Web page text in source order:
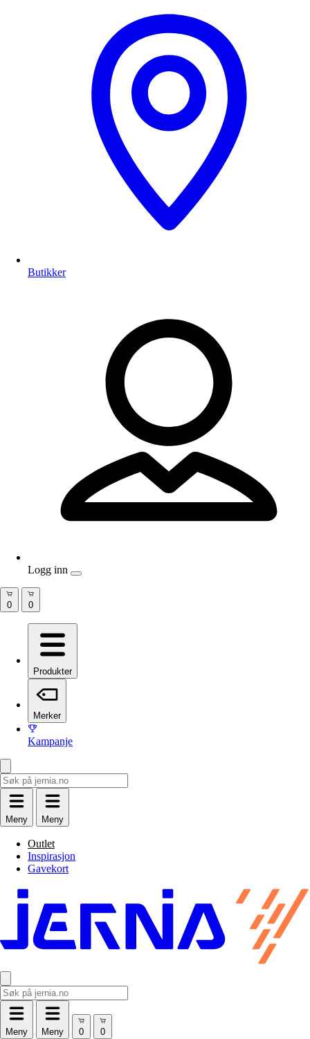
Butikker
Produkter
Merker
Kampanje
Meny Meny
Outlet
Inspirasjon
Gavekort
Meny Meny